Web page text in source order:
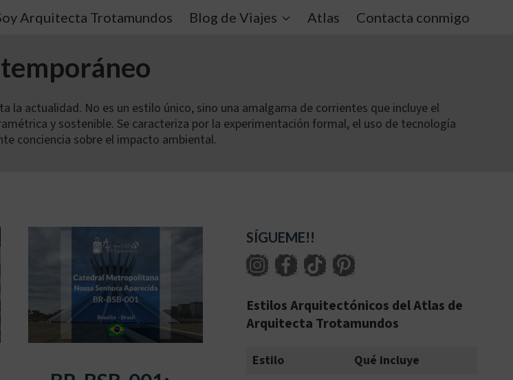
Arquitecta Trotamundos Blog de Viajes Atlas Contacta conmigo
la actualidad. No es un estilo único, sino una amalgama de corrientes que incluye el
y sostenible. Se caracteriza por la experimentación formal, el uso de tecnología
conciencia sobre el impacto ambiental.
SÍGUEME!!
Estilos Arquitectónicos del Atlas de
Arquitecta Trotamundos
Estilo Qué incluye